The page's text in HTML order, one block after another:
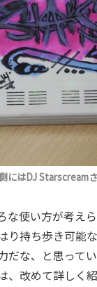
にはDJ Starscream
な使い方が考え
り持ち歩き可能
だな、と思って
、改めて詳しく